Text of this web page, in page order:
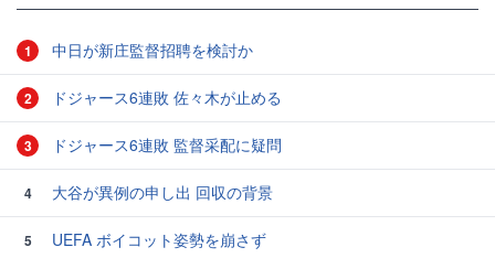
1 中日が新庄監督招聘を検討か
2 ドジャース6連敗 佐々木が止める
3 ドジャース6連敗 監督采配に疑問
4 大谷が異例の申し出 回収の背景
5
UEFA ボイコット姿勢を崩さず